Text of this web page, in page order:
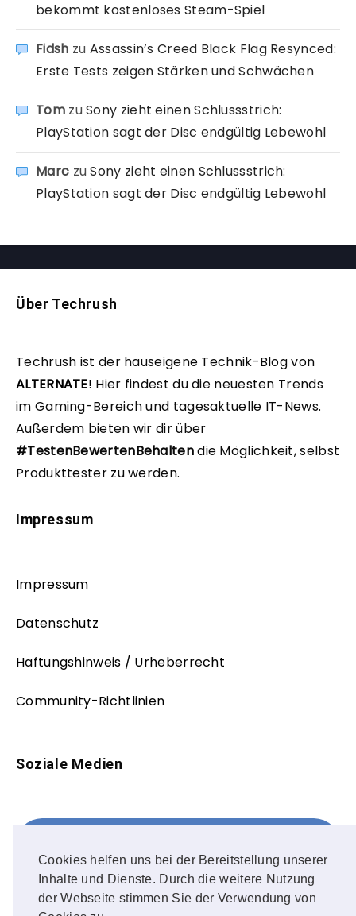
Cookies helfen uns bei der Bereitstellung unserer
Inhalte und Dienste. Durch die weitere Nutzung
der Webseite stimmen Sie der Verwendung von
bekommt kostenloses Steam-Spiel
Fidsh zu Assassin’s Creed Black Flag Resynced:
Erste Tests zeigen Stärken und Schwächen
TomzuSony zieht einen Schlussstrich:
PlayStation sagt der Disc endgültig Lebewohl
Marc zuSony zieht einen Schlussstrich:
PlayStation sagt der Disc endgültig Lebewohl
Über Techrush
Techrush ist der hauseigene Technik-Blog von
ALTERNATE! Hier findest du die neuesten Trends
im Gaming-Bereich und tagesaktuelle IT-News.
Außerdem bieten wir dir über
#TestenBewertenBehaltendie Möglichkeit, selbst
Produkttester zu werden.
Impressum
Impressum
Datenschutz
Haftungshinweis / Urheberrecht
Community-Richtlinien
Soziale Medien
FOLLOW ME!
Instagram